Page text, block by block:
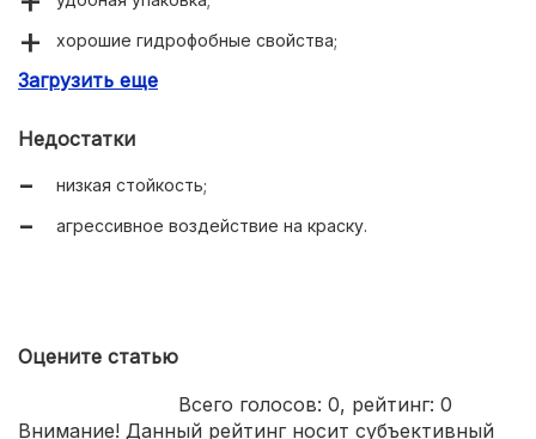
хорошие гидрофобные свойства;
прозрачность.
Загрузить еще
Недостатки
низкая стойкость;
агрессивное воздействие на краску.
Оцените статью
Всего голосов: 0, рейтинг: 0
Внимание! Данный рейтинг носит субъективный